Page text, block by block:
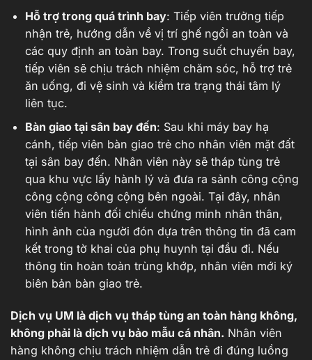
Hỗ trợ trong quá trình bay: Tiếp viên trưởng tiếp
nhận trẻ, hướng dẫn về vị trí ghế ngồi an toàn và
các quy định an toàn bay. Trong suốt chuyến bay,
tiếp viên sẽ chịu trách nhiệm chăm sóc, hỗ trợ trẻ
ăn uống, đi vệ sinh và kiểm tra trạng thái tâm lý
liên tục.
Bàn giao tại sân bay đến: Sau khi máy bay hạ
cánh, tiếp viên bàn giao trẻ cho nhân viên mặt đất
tại sân bay đến. Nhân viên này sẽ tháp tùng trẻ
qua khu vực lấy hành lý và đưa ra sảnh công cộng
công cộng công cộng bên ngoài. Tại đây, nhân
viên tiến hành đối chiếu chứng minh nhân thân,
hình ảnh của người đón dựa trên thông tin đã cam
kết trong tờ khai của phụ huynh tại đầu đi. Nếu
thông tin hoàn toàn trùng khớp, nhân viên mới ký
biên bản bàn giao trẻ.
Dịch vụ UM là dịch vụ tháp tùng an toàn hàng không,
không phải là dịch vụ bảo mẫu cá nhân. Nhân viên
hàng không chịu trách nhiệm dẫn trẻ đi đúng luồng